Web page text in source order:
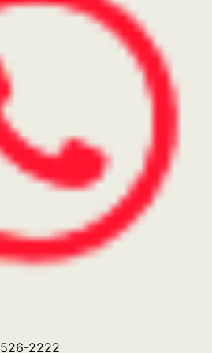
2222